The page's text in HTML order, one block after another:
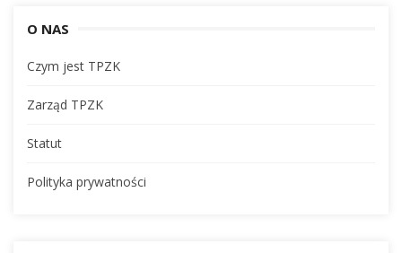
O NAS
Czym jest TPZK
Zarząd TPZK
Statut
Polityka prywatności